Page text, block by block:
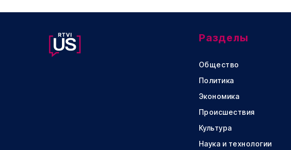
Разделы
Общество
Политика
Экономика
Происшествия
Культура
Наука и технологии